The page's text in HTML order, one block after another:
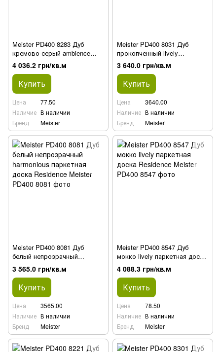
Meister PD400 8283 Дуб
кремово-серый ambience
паркетная доска Residence
4 036.2 грн/кв.м
Купить
Цена
77.50
Наличие В наличии
Бренд
Meister
Meister PD400 8031 Дуб
прокопченный lively
паркетная доска Residence
3 640.0 грн/кв.м
Купить
Цена
3640.00
Наличие В наличии
Бренд
Meister
Meister PD400 8081 Дуб
белый непрозрачный
harmonious паркетная доска
Residence
3 565.0 грн/кв.м
Купить
Цена
3565.00
Наличие В наличии
Бренд
Meister
Meister PD400 8547 Дуб
мокко lively паркетная доска
Residence
4 088.3 грн/кв.м
Купить
Цена
78.50
Наличие В наличии
Бренд
Meister